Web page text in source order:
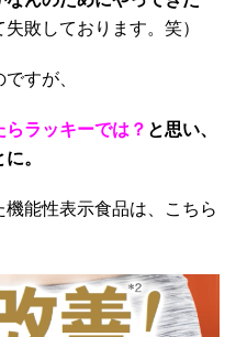
敗しております。笑）
すが、
らラッキーでは？ と思い、
。
能性表示食品は、こちら